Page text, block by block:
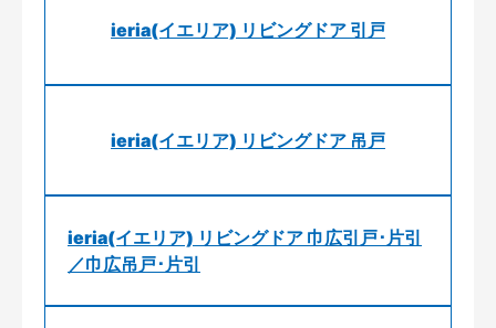
ieria(イエリア) リビングドア 引戸
ieria(イエリア) リビングドア 吊戸
ieria(イエリア) リビングドア 巾広引戸･片引
／巾広吊戸･片引